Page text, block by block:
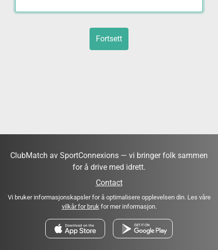
Fortsett
ClubMatch av SportConnexions — vi bringer folk sammen
for å drive med idrett.
Contact
Vi bruker informasjonskapsler for å optimalisere opplevelsen din. Les våre
vilkår for brukfor mer informasjon.